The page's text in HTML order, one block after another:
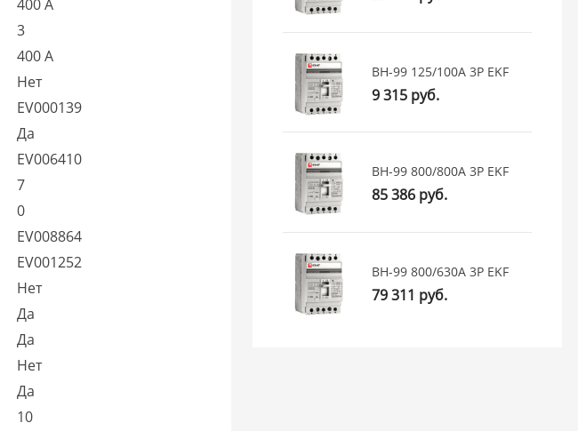
400 А
3
400 А
Нет
EV000139
Да
EV006410
7
0
EV008864
EV001252
Нет
Да
Да
Нет
Да
10
ВН-99 125/100А 3P EKF
9 315 руб.
ВН-99 800/800А 3P EKF
85 386 руб.
ВН-99 800/630А 3P EKF
79 311 руб.